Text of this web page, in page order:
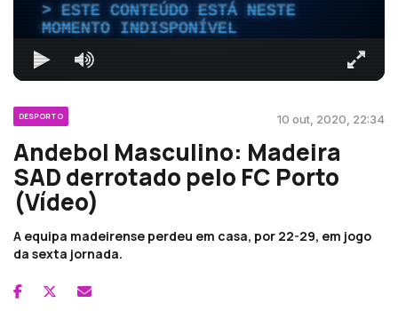
ESTE CONTEÚDO ESTÁ NESTE
MOMENTO INDISPONÍVEL
DESPORTO 10 out, 2020, 22:34
Andebol Masculino: Madeira
SAD derrotado pelo FC Porto
(Vídeo)
A equipa madeirense perdeu em casa, por 22-29, em jogo
da sexta jornada.